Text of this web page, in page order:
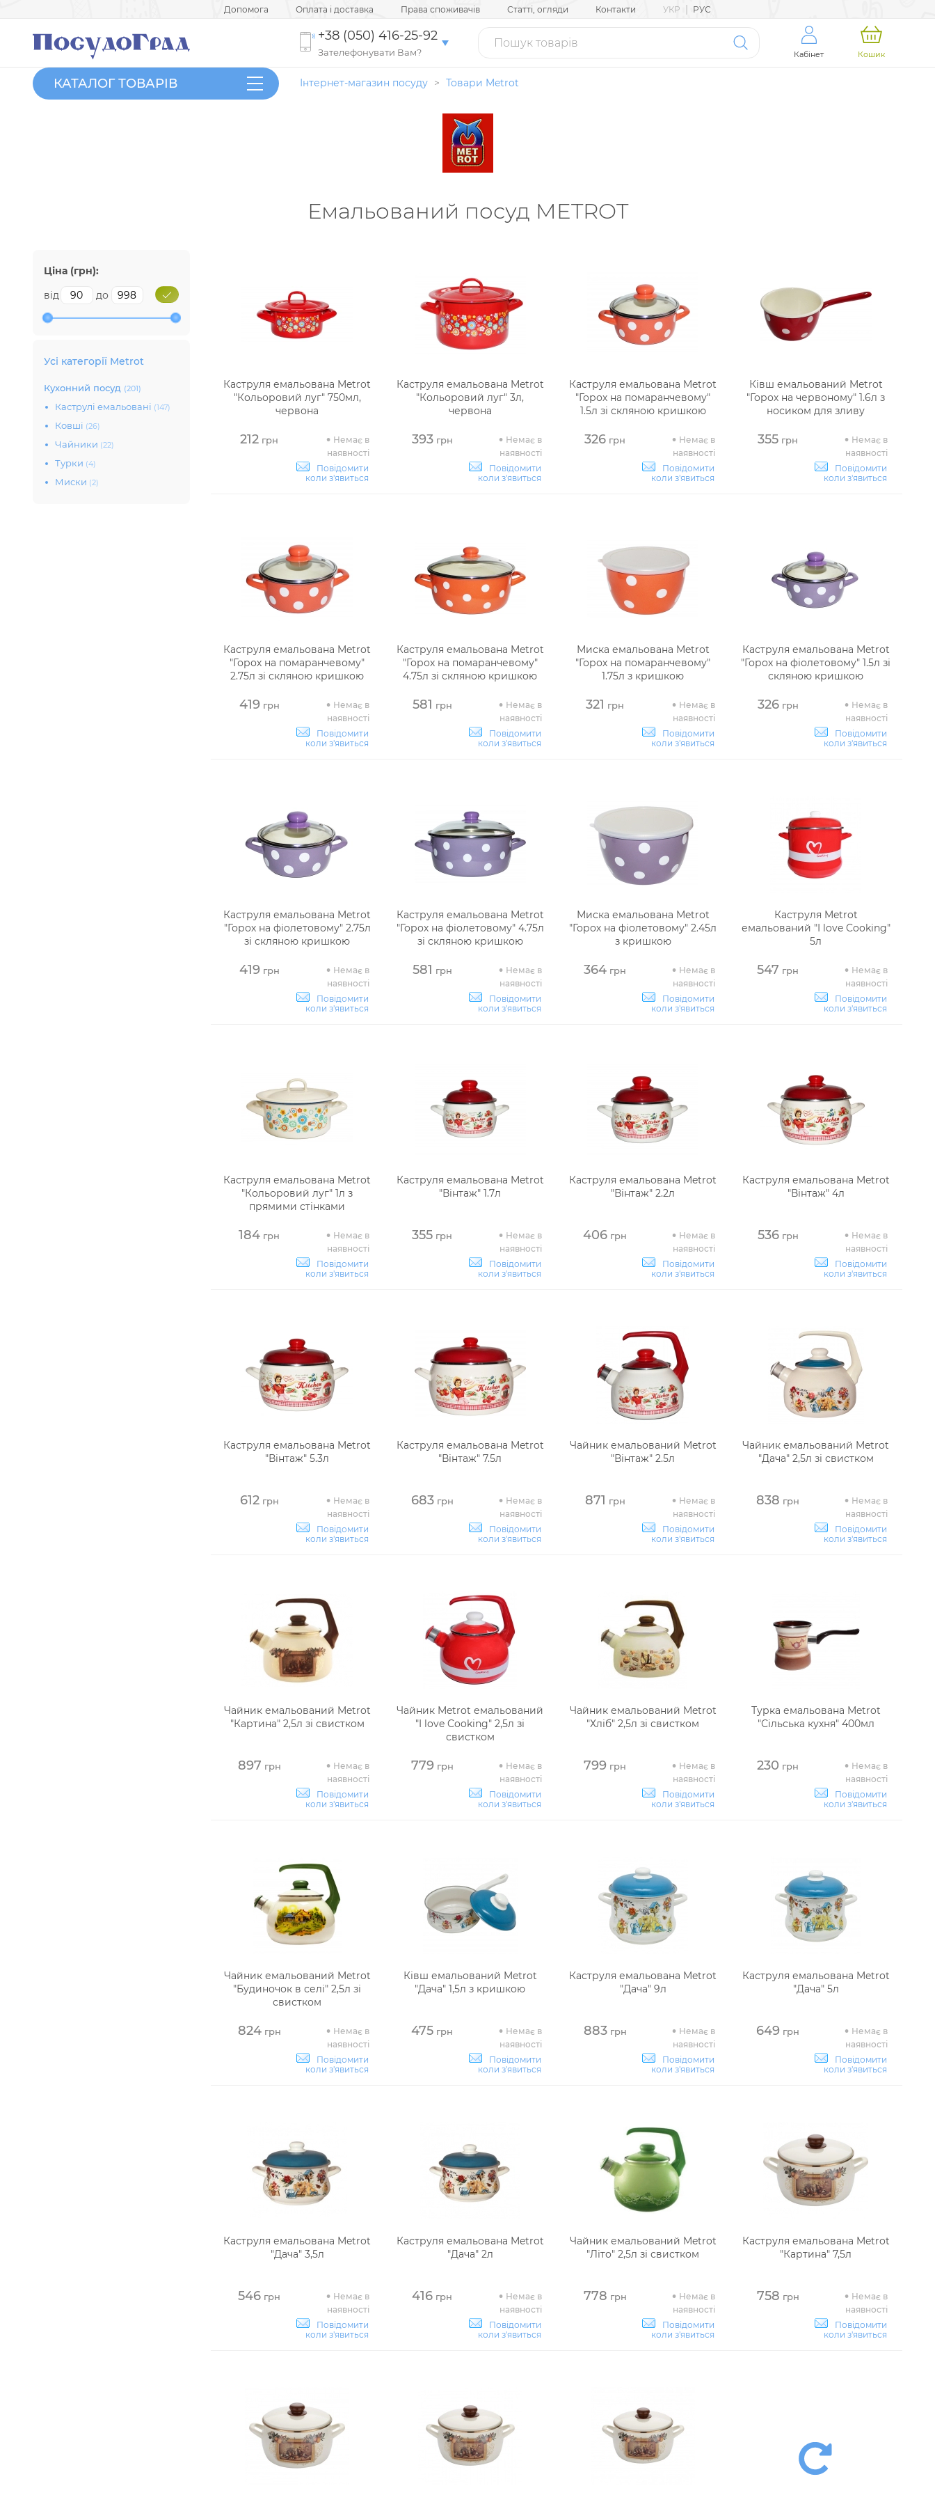
Допомога Оплата і доставка Права споживачів Статті, огляди Контакти УКР | РУС
+38 (050) 416-25-92
Зателефонувати Вам? Кабінет Кошик
КАТАЛОГ ТОВАРІВ Інтернет-магазин посуду > Товари Metrot
Емальований посуд METROT
Ціна (грн):
від
до
Усі категорії Metrot
Кухонний посуд (201)
Каструлі емальовані (147)
Ковші (26)
Чайники (22)
Турки (4)
Миски (2)
Каструля емальована Metrot
"Кольоровий луг" 750мл,
червона
212 грн
Немає в
наявності
Повідомити
коли з'явиться
Каструля емальована Metrot
"Кольоровий луг" 3л,
червона
393грн
Немає в
наявності
Повідомити
коли з'явиться
Каструля емальована Metrot
"Горох на помаранчевому"
1.5л зі скляною кришкою
326 грн
Немає в
наявності
Повідомити
коли з'явиться
Ківш емальований Metrot
"Горох на червоному" 1.6л з
носиком для зливу
355 грн
Немає в
наявності
Повідомити
коли з'явиться
Каструля емальована Metrot
"Горох на помаранчевому"
2.75л зі скляною кришкою
419грн
Немає в
наявності
Повідомити
коли з'явиться
Каструля емальована Metrot
"Горох на помаранчевому"
4.75л зі скляною кришкою
581 грн
Немає в
наявності
Повідомити
коли з'явиться
Миска емальована Metrot
"Горох на помаранчевому"
1.75л з кришкою
321 грн
Немає в
наявності
Повідомити
коли з'явиться
Каструля емальована Metrot
"Горох на фіолетовому" 1.5л зі
скляною кришкою
326грн
Немає в
наявності
Повідомити
коли з'явиться
Каструля емальована Metrot
"Горох на фіолетовому" 2.75л
зі скляною кришкою
419грн
Немає в
наявності
Повідомити
коли з'явиться
Каструля емальована Metrot
"Горох на фіолетовому" 4.75л
зі скляною кришкою
581 грн
Немає в
наявності
Повідомити
коли з'явиться
Миска емальована Metrot
"Горох на фіолетовому" 2.45л
з кришкою
364 грн
Немає в
наявності
Повідомити
коли з'явиться
Каструля Metrot
емальований "I love Cooking"
5л
547 грн
Немає в
наявності
Повідомити
коли з'явиться
Каструля емальована Metrot
"Кольоровий луг" 1л з
прямими стінками
184 грн
Немає в
наявності
Повідомити
коли з'явиться
Каструля емальована Metrot
"Вінтаж" 1.7л
355 грн
Немає в
наявності
Повідомити
коли з'явиться
Каструля емальована Metrot
"Вінтаж" 2.2л
406 грн
Немає в
наявності
Повідомити
коли з'явиться
Каструля емальована Metrot
"Вінтаж" 4л
536грн
Немає в
наявності
Повідомити
коли з'явиться
Каструля емальована Metrot
"Вінтаж" 5.3л
612грн
Немає в
наявності
Повідомити
коли з'явиться
Каструля емальована Metrot
"Вінтаж" 7.5л
683грн
Немає в
наявності
Повідомити
коли з'явиться
Чайник емальований Metrot
"Вінтаж" 2.5л
871 грн
Немає в
наявності
Повідомити
коли з'явиться
Чайник емальований Metrot
"Дача" 2,5л зі свистком
838 грн
Немає в
наявності
Повідомити
коли з'явиться
Чайник емальований Metrot
"Картина" 2,5л зі свистком
897 грн
Немає в
наявності
Повідомити
коли з'явиться
Чайник Metrot емальований
"I love Cooking" 2,5л зі
свистком
779грн
Немає в
наявності
Повідомити
коли з'явиться
Чайник емальований Metrot
"Хліб" 2,5л зі свистком
799 грн
Немає в
наявності
Повідомити
коли з'явиться
Турка емальована Metrot
"Сільська кухня" 400мл
230 грн
Немає в
наявності
Повідомити
коли з'явиться
Чайник емальований Metrot
"Будиночок в селі" 2,5л зі
свистком
824грн
Немає в
наявності
Повідомити
коли з'явиться
Ківш емальований Metrot
"Дача" 1,5л з кришкою
475 грн
Немає в
наявності
Повідомити
коли з'явиться
Каструля емальована Metrot
"Дача" 9л
883грн
Немає в
наявності
Повідомити
коли з'явиться
Каструля емальована Metrot
"Дача" 5л
649 грн
Немає в
наявності
Повідомити
коли з'явиться
Каструля емальована Metrot
"Дача" 3,5л
546 грн
Немає в
наявності
Повідомити
коли з'явиться
Каструля емальована Metrot
"Дача" 2л
416 грн
Немає в
наявності
Повідомити
коли з'явиться
Чайник емальований Metrot
"Літо" 2,5л зі свистком
778 грн
Немає в
наявності
Повідомити
коли з'явиться
Каструля емальована Metrot
"Картина" 7,5л
758 грн
Немає в
наявності
Повідомити
коли з'явиться